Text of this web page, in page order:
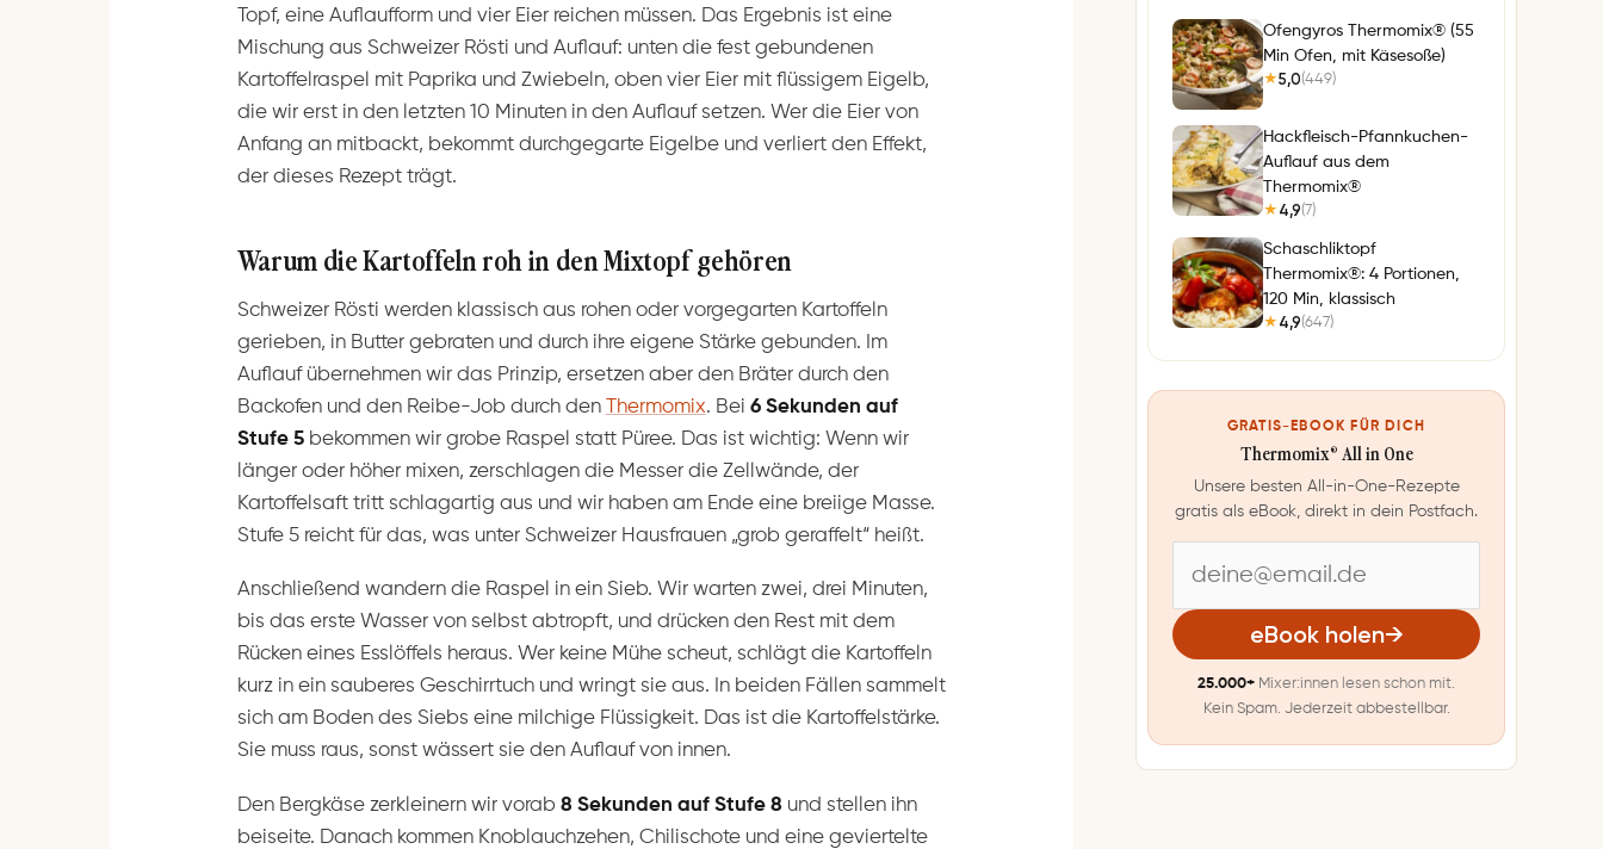
Topf, eine Auflaufform und vier Eier reichen müssen. Das Ergebnis ist eine
Mischung aus Schweizer Rösti und Auflauf: unten die fest gebundenen
Kartoffelraspel mit Paprika und Zwiebeln, oben vier Eier mit flüssigem Eigelb,
die wir erst in den letzten 10 Minuten in den Auflauf setzen. Wer die Eier von
Anfang an mitbackt, bekommt durchgegarte Eigelbe und verliert den Effekt,
der dieses Rezept trägt.
Warum die Kartoffeln roh in den Mixtopf gehören
Schweizer Rösti werden klassisch aus rohen oder vorgegarten Kartoffeln
gerieben, in Butter gebraten und durch ihre eigene Stärke gebunden. Im
Auflauf übernehmen wir das Prinzip, ersetzen aber den Bräter durch den
Backofen und den Reibe-Job durch den
Thermomix. Bei 6 Sekunden auf
Stufe 5bekommen wir grobe Raspel statt Püree. Das ist wichtig: Wenn wir
länger oder höher mixen, zerschlagen die Messer die Zellwände, der
Kartoffelsaft tritt schlagartig aus und wir haben am Ende eine breiige Masse.
Stufe 5 reicht für das, was unter Schweizer Hausfrauen „grob geraffelt“ heißt.
Anschließend wandern die Raspel in ein Sieb. Wir warten zwei, drei Minuten,
bis das erste Wasser von selbst abtropft, und drücken den Rest mit dem
Rücken eines Esslöffels heraus. Wer keine Mühe scheut, schlägt die Kartoffeln
kurz in ein sauberes Geschirrtuch und wringt sie aus. In beiden Fällen sammelt
sich am Boden des Siebs eine milchige Flüssigkeit. Das ist die Kartoffelstärke.
Sie muss raus, sonst wässert sie den Auflauf von innen.
Den Bergkäse zerkleinern wir vorab 8 Sekunden auf Stufe 8 und stellen ihn
beiseite. Danach kommen Knoblauchzehen, Chilischote und eine geviertelte
Ofengyros Thermomix® (55
Min Ofen, mit Käsesoße)
★5,0(449)
Hackfleisch-Pfannkuchen-
Auflauf aus dem
Thermomix®
★ 4,9(7)
Schaschliktopf
Thermomix®: 4 Portionen,
120 Min, klassisch
★ 4,9(647)
GRATIS-EBOOK FÜR DICH
Thermomix® All in One
Unsere besten All-in-One-Rezepte
gratis als eBook, direkt in dein Postfach.
-
M
eBook holen→
25.000+ Mixer:innen lesen schon mit.
Kein Spam. Jederzeit abbestellbar.